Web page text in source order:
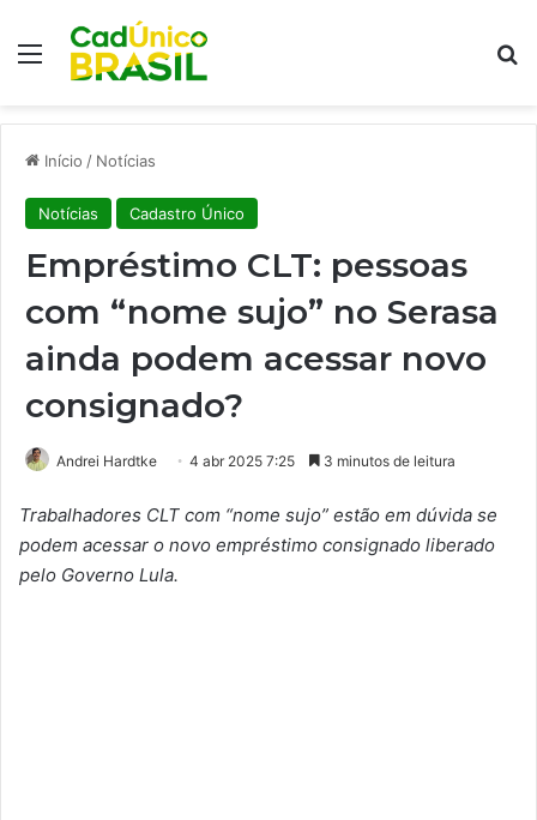
Menu
Início / Notícias
Notícias Cadastro Único
Empréstimo CLT: pessoas
com “nome sujo” no Serasa
ainda podem acessar novo
consignado?
Andrei Hardtke 4 abr 2025 7:25 3 minutos de leitura
Trabalhadores CLT com “nome sujo” estão em dúvida se
podem acessar o novo empréstimo consignado liberado
pelo Governo Lula.